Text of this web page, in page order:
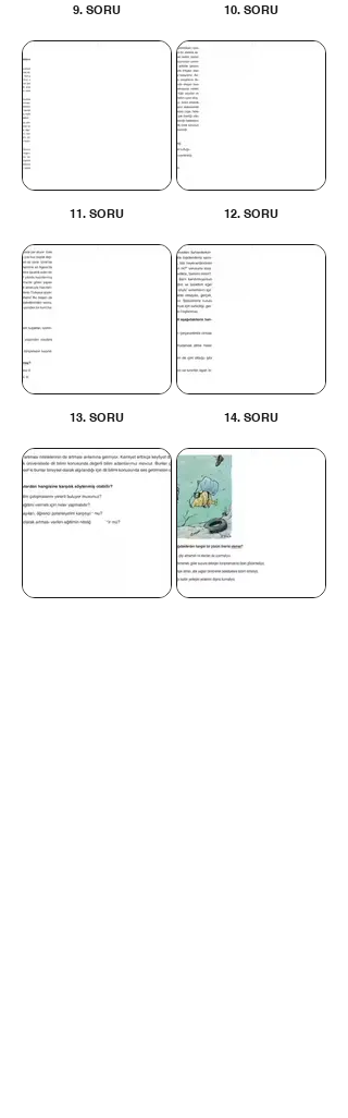
9. SORU 10. SORU
11. SORU 12. SORU
13. SORU 14. SORU